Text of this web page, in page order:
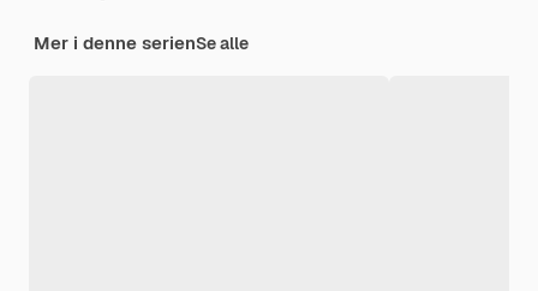
Mer i denne serienSe alle